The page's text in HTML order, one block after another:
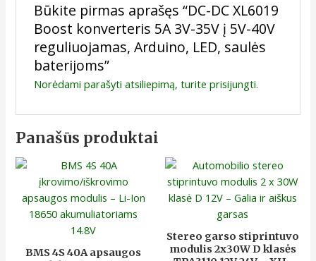
Būkite pirmas aprašęs “DC-DC XL6019
Boost konverteris 5A 3V-35V į 5V-40V
reguliuojamas, Arduino, LED, saulės
baterijoms”
Norėdami parašyti atsiliepimą, turite prisijungti.
Panašūs produktai
BMS 4S 40A apsaugos
Stereo garso stiprintuvo
modulis 2x30W D klasės